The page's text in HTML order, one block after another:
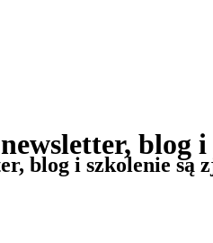
blog
blog i szkolenie są